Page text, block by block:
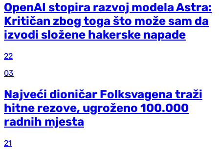
OpenAI stopira razvoj modela Astra:
Kritičan zbog toga što može sam da
izvodi složene hakerske napade
22
03
Najveći dioničar Folksvagena traži
hitne rezove, ugroženo 100.000
radnih mjesta
21